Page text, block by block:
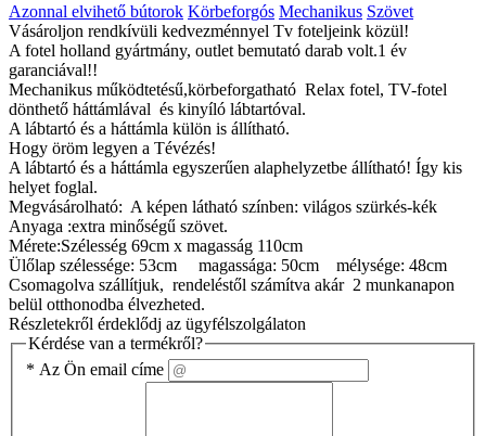
Azonnal elvihető bútorok Körbeforgós Mechanikus Szövet
Vásároljon rendkívüli kedvezménnyel Tv foteljeink közül!
A fotel holland gyártmány, outlet bemutató darab volt.1 év
garanciával!!
Mechanikus működtetésű,körbeforgatható Relax fotel, TV-fotel
dönthető háttámlával és kinyíló lábtartóval.
A lábtartó és a háttámla külön is állítható.
Hogy öröm legyen a Tévézés!
A lábtartó és a háttámla egyszerűen alaphelyzetbe állítható! Így kis
helyet foglal.
Megvásárolható: A képen látható színben: világos szürkés-kék
Anyaga :extra minőségű szövet.
Mérete:Szélesség 69cm x magasság 110cm
Ülőlap szélessége: 53cm magassága: 50cm mélysége: 48cm
Csomagolva szállítjuk, rendeléstől számítva akár 2 munkanapon
belül otthonodba élvezheted.
Részletekről érdeklődj az ügyfélszolgálaton
Kérdése van a termékről?
* Az Ön email címe